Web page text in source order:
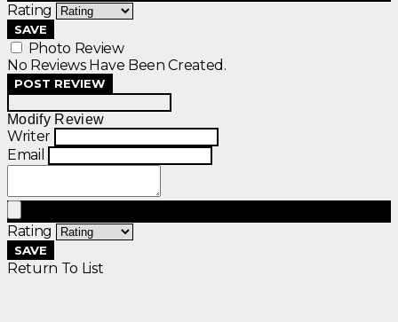
Rating
SAVE
Photo Review
No Reviews Have Been Created.
POST REVIEW
Modify Review
Writer
Email
Rating
SAVE
Return To List